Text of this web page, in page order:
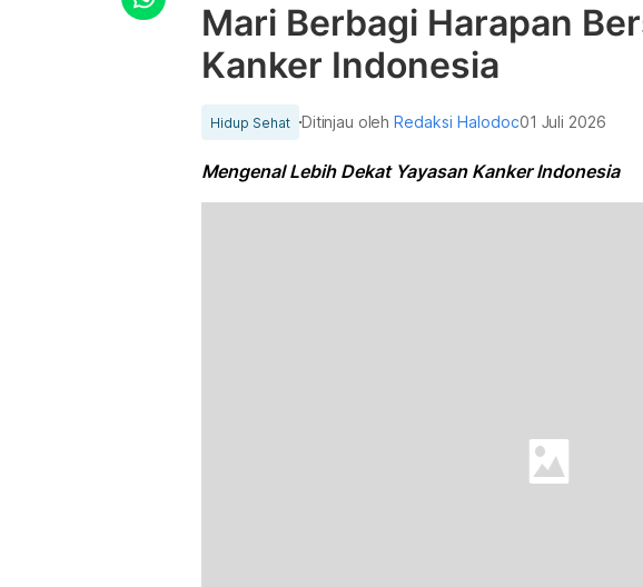
Mari Berbagi Harapan
Kanker Indonesia
Hidup Sehat Ditinjau olehRedaksi Halodoc01 Juli 2026
Mengenal Lebih Dekat Yayasan Kanker Indonesia